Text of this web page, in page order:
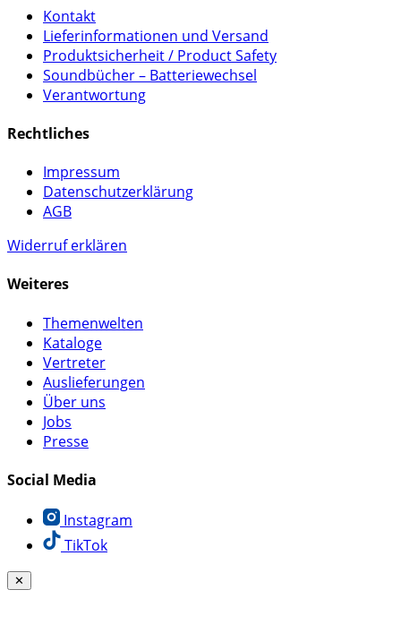
Kontakt
Lieferinformationen und Versand
Produktsicherheit / Product Safety
Soundbücher – Batteriewechsel
Verantwortung
Rechtliches
Impressum
Datenschutzerklärung
AGB
Widerruf erklären
Weiteres
Themenwelten
Kataloge
Vertreter
Auslieferungen
Über uns
Jobs
Presse
Social Media
Instagram
TikTok
✕